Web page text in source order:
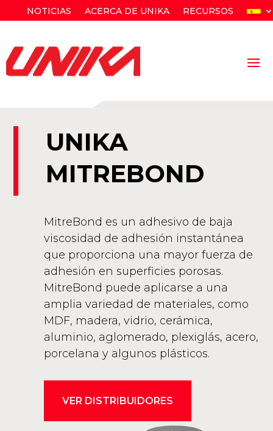
NOTICIAS ACERCA DE UNIKA RECURSOS
UNIKA
MITREBOND
MitreBond es un adhesivo de baja
viscosidad de adhesión instantánea
que proporciona una mayor fuerza de
adhesión en superficies porosas.
MitreBond puede aplicarse a una
amplia variedad de materiales, como
MDF, madera, vidrio, cerámica,
aluminio, aglomerado, plexiglás, acero,
porcelana y algunos plásticos.
VER DISTRIBUIDORES